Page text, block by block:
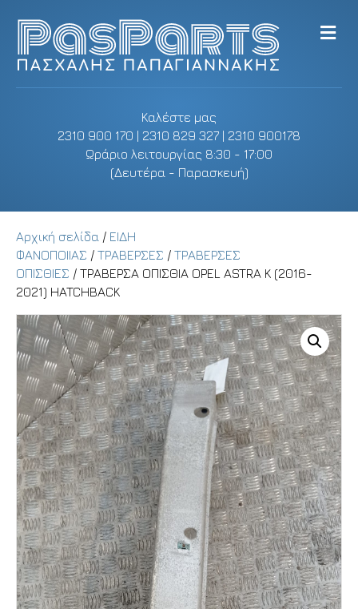
Καλέστε μας
2310 900 170 | 2310 829 327 | 2310 900178
Ωράριο λειτουργίας 8:30 - 17:00
(Δευτέρα - Παρασκευή)
M
e
Αρχική σελίδα / ΕΙΔΗ
ΦΑΝΟΠΟΙΙΑΣ / ΤΡΑΒΕΡΣΕΣ / ΤΡΑΒΕΡΣΕΣ
ΟΠΙΣΘΙΕΣ / ΤΡΑΒΕΡΣΑ ΟΠΙΣΘΙΑ OPEL ASTRA K (2016-
2021) HATCHBACK